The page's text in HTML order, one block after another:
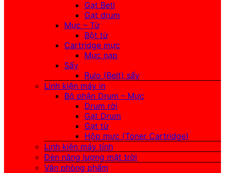
Gạt Betl
Gạt drum
Mực – Từ
Bột từ
Cartridge mực
Mực nạp
Sấy
Rulo (Belt) sấy
Linh kiện máy in
Bộ phận Drum – Mực
Drum rời
Gạt Drum
Gạt từ
Hộp mực (Toner Cartridge)
Linh kiện máy tính
Đèn năng lượng mặt trời
Văn phòng phẩm